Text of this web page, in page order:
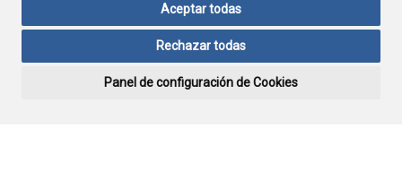
Si acepta pulsando el botón“Aceptar todas”
consideramos que acepta su uso. Si pulsa el botón
ninguna acción, se guardarán las cookies técnicas
Aceptar todas
Rechazar todas
Panel de configuración de Cookies